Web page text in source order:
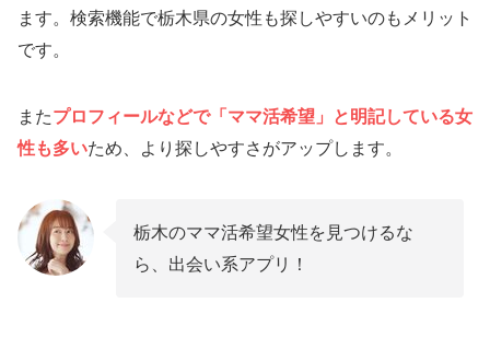
ます。検索機能で栃木県の女性も探しやすいのもメリット
です。
またプロフィールなどで「ママ活希望」と明記している女
性も多いため、より探しやすさがアップします。
栃木のママ活希望女性を見つけるな
ら、出会い系アプリ！